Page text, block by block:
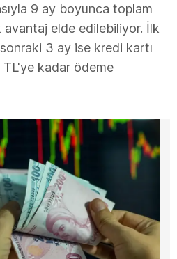
9 ay boyunca toplam
avantaj elde edilebiliyor. İlk
3 ay ise kredi kartı
TL'ye kadar ödeme